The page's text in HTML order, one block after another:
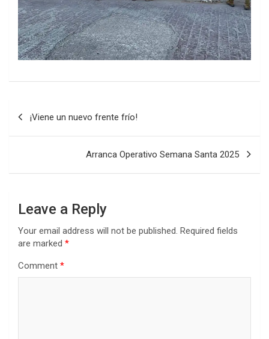
navigation
¡Viene un nuevo frente frío!
Arranca Operativo Semana Santa 2025
Leave a Reply
Your email address will not be published. Required fields
are marked *
Comment *